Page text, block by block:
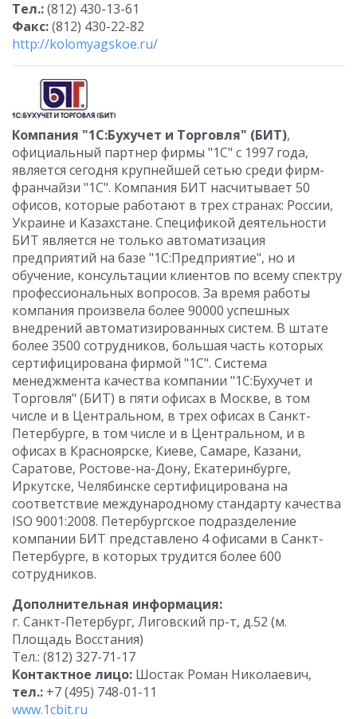
Тел.:(812) 430-13-61
Факс:(812) 430-22-82
http://kolomyagskoe.ru/
Компания "1С:Бухучет и Торговля" (БИТ),
официальный партнер фирмы "1С" с 1997 года,
является сегодня крупнейшей сетью среди фирм-
франчайзи "1С". Компания БИТ насчитывает 50
офисов, которые работают в трех странах: России,
Украине и Казахстане. Спецификой деятельности
БИТ является не только автоматизация
предприятий на базе "1С:Предприятие", но и
обучение, консультации клиентов по всему спектру
профессиональных вопросов. За время работы
компания произвела более 90000 успешных
внедрений автоматизированных систем. В штате
более 3500 сотрудников, большая часть которых
сертифицирована фирмой "1С". Система
менеджмента качества компании "1С:Бухучет и
Торговля" (БИТ) в пяти офисах в Москве, в том
числе и в Центральном, в трех офисах в Санкт-
Петербурге, в том числе и в Центральном, и в
офисах в Красноярске, Киеве, Самаре, Казани,
Саратове, Ростове-на-Дону, Екатеринбурге,
Иркутске, Челябинске сертифицирована на
соответствие международному стандарту качества
ISO 9001:2008. Петербургское подразделение
компании БИТ представлено 4 офисами в Санкт-
Петербурге, в которых трудится более 600
сотрудников.
Дополнительная информация:
г. Санкт-Петербург, Лиговский пр-т, д.52 (м.
Площадь Восстания)
Тел.: (812) 327-71-17
Контактное лицо: Шостак Роман Николаевич,
тел.: +7 (495) 748-01-11
www.1cbit.ru